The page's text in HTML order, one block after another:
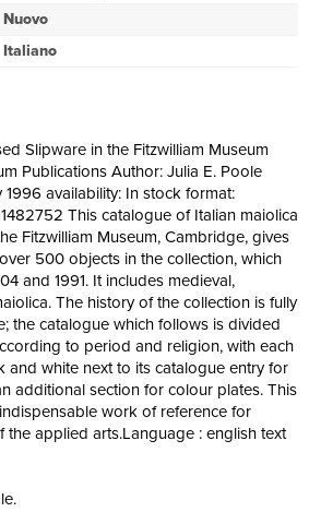
Nuovo
Italiano
Slipware in the Fitzwilliam Museum
Publications Author: Julia E. Poole
availability: In stock format:
This catalogue of Italian maiolica
Fitzwilliam Museum, Cambridge, gives
500 objects in the collection, which
and 1991. It includes medieval,
The history of the collection is fully
the catalogue which follows is divided
to period and religion, with each
and white next to its catalogue entry for
additional section for colour plates. This
work of reference for
applied arts.Language : english text